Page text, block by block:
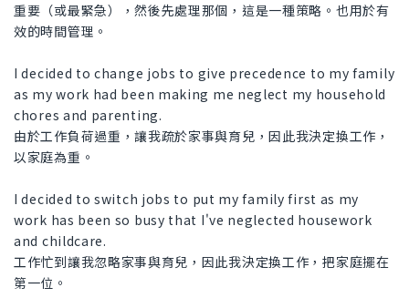
重要（或最緊急），然後先處理那個，這是一種策略。也用於有
效的時間管理。
I decided to change jobs to give precedence to my family
as my work had been making me neglect my household
chores and parenting.
由於工作負荷過重，讓我疏於家事與育兒，因此我決定換工作，
以家庭為重。
I decided to switch jobs to put my family first as my
work has been so busy that I've neglected housework
and childcare.
工作忙到讓我忽略家事與育兒，因此我決定換工作，把家庭擺在
第一位。